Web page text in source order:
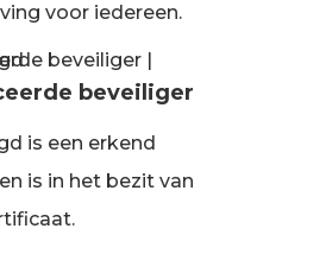
voor iedereen.
beveiliger
is een erkend
is in het bezit van